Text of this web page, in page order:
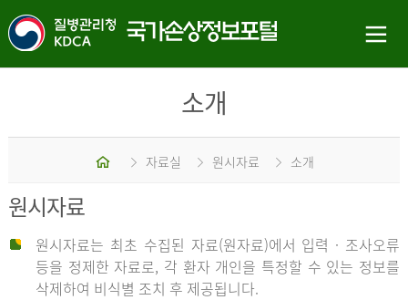
소개
홈 자료실 원시자료 소개
원시자료
원시자료는 최초 수집된 자료(원자료)에서 입력 · 조사오류
등을 정제한 자료로, 각 환자 개인을 특정할 수 있는 정보를
삭제하여 비식별 조치 후 제공됩니다.